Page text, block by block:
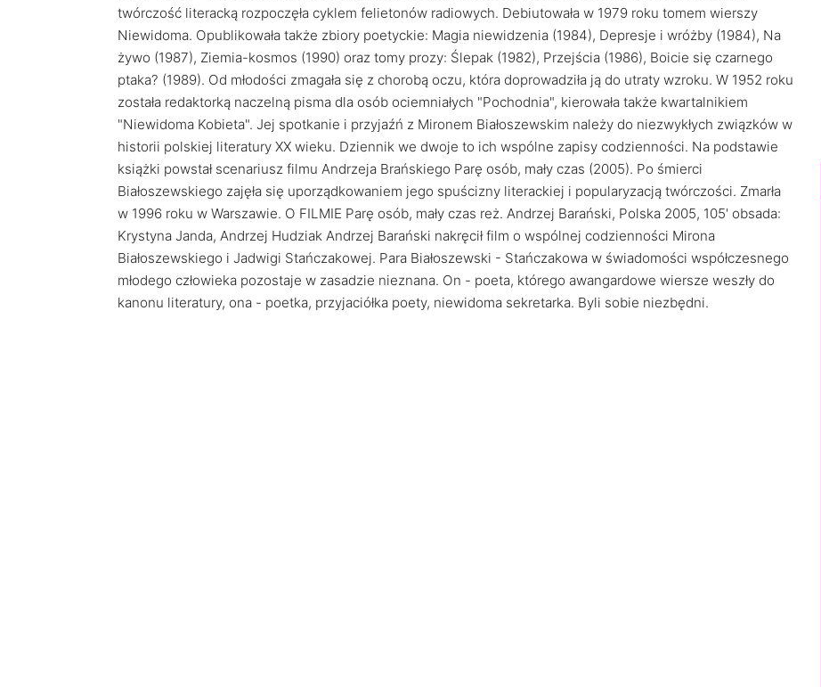
twórczość literacką rozpoczęła cyklem felietonów radiowych. Debiutowała w 1979 roku tomem wierszy
Niewidoma. Opublikowała także zbiory poetyckie: Magia niewidzenia (1984), Depresje i wróżby (1984), Na
żywo (1987), Ziemia-kosmos (1990) oraz tomy prozy: Ślepak (1982), Przejścia (1986), Boicie się czarnego
ptaka? (1989). Od młodości zmagała się z chorobą oczu, która doprowadziła ją do utraty wzroku. W 1952 roku
została redaktorką naczelną pisma dla osób ociemniałych "Pochodnia", kierowała także kwartalnikiem
"Niewidoma Kobieta". Jej spotkanie i przyjaźń z Mironem Białoszewskim należy do niezwykłych związków w
historii polskiej literatury XX wieku. Dziennik we dwoje to ich wspólne zapisy codzienności. Na podstawie
książki powstał scenariusz filmu Andrzeja Brańskiego Parę osób, mały czas (2005). Po śmierci
Białoszewskiego zajęła się uporządkowaniem jego spuścizny literackiej i popularyzacją twórczości. Zmarła
w 1996 roku w Warszawie. O FILMIE Parę osób, mały czas reż. Andrzej Barański, Polska 2005, 105' obsada:
Krystyna Janda, Andrzej Hudziak Andrzej Barański nakręcił film o wspólnej codzienności Mirona
Białoszewskiego i Jadwigi Stańczakowej. Para Białoszewski - Stańczakowa w świadomości współczesnego
młodego człowieka pozostaje w zasadzie nieznana. On - poeta, którego awangardowe wiersze weszły do
kanonu literatury, ona - poetka, przyjaciółka poety, niewidoma sekretarka. Byli sobie niezbędni.